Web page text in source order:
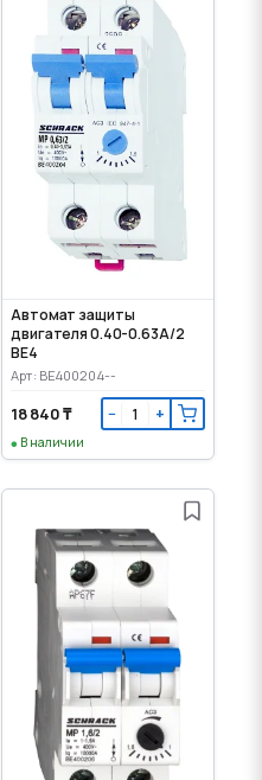
Автомат защиты
двигателя 0.40-0.63А/2
BE4
Арт: BE400204--
18 840 ₸ − +
В наличии